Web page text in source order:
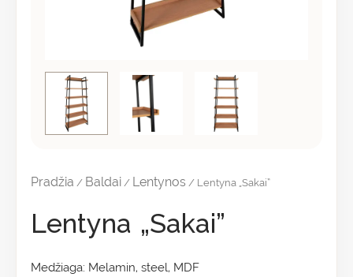
Pradžia / Baldai / Lentynos / Lentyna „Sakai”
Lentyna „Sakai”
Medžiaga: Melamin, steel, MDF